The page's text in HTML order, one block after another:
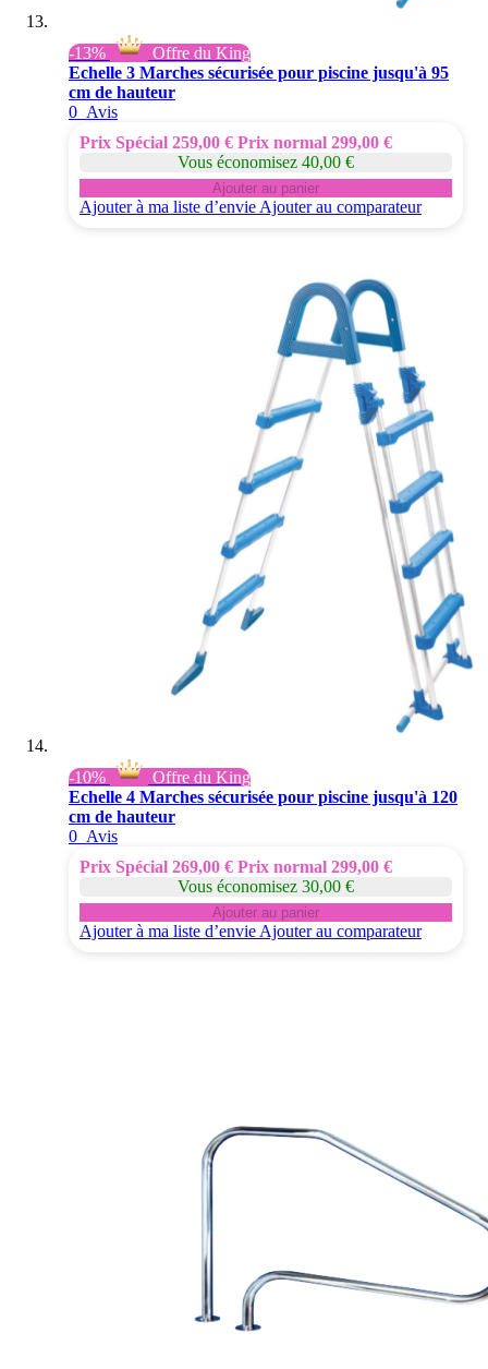
-13%
Offre du King
Echelle 3 Marches sécurisée pour piscine jusqu'à 95
cm de hauteur
0 Avis
Prix Spécial 259,00 € Prix normal 299,00 €
Vous économisez 40,00 €
Ajouter au panier
Ajouter à ma liste d’envie Ajouter au comparateur
-10%
Offre du King
Echelle 4 Marches sécurisée pour piscine jusqu'à 120
cm de hauteur
0 Avis
Prix Spécial 269,00 € Prix normal 299,00 €
Vous économisez 30,00 €
Ajouter au panier
Ajouter à ma liste d’envie Ajouter au comparateur